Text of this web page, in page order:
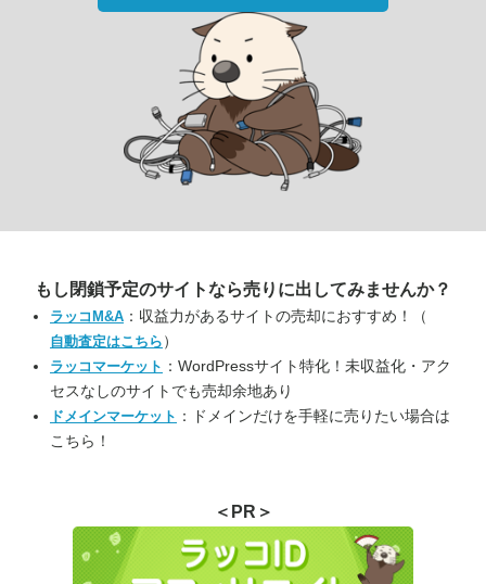
もし閉鎖予定のサイトなら売りに出してみませんか？
ラッコM&A ：収益力があるサイトの売却におすすめ！（
自動査定はこちら ）
ラッコマーケット ：WordPressサイト特化！未収益化・アク
セスなしのサイトでも売却余地あり
ドメインマーケット ：ドメインだけを手軽に売りたい場合は
こちら！
＜PR＞